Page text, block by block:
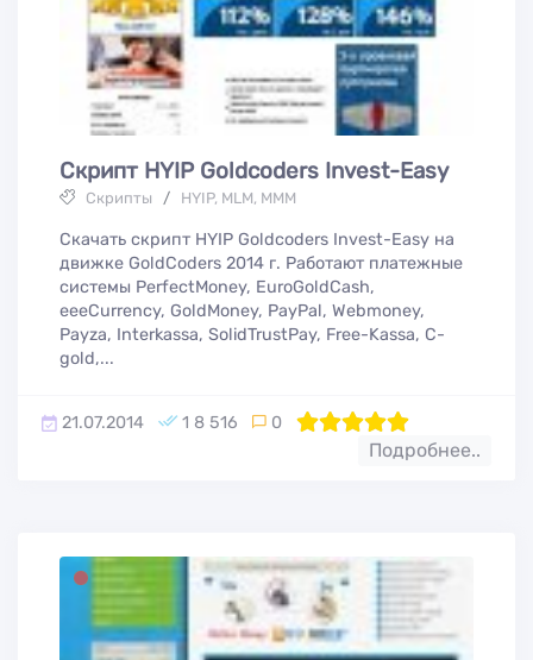
Скрипт HYIP Goldcoders Invest-Easy
Скрипты / HYIP, MLM, МММ
Скачать скрипт HYIP Goldcoders Invest-Easy на
движке GoldCoders 2014 г. Работают платежные
системы PerfectMoney, EuroGoldCash,
eeeCurrency, GoldMoney, PayPal, Webmoney,
Payza, Interkassa, SolidTrustPay, Free-Kassa, С-
gold,...
21.07.2014 1 8 516 0 100
1 2 3 4 5
Подробнее..